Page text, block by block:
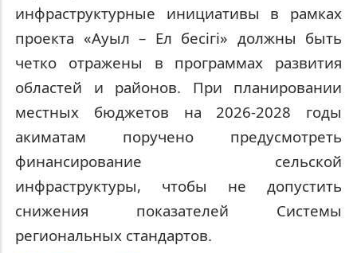
инфраструктурные инициативы в рамках
проекта «Ауыл – Ел бесігі» должны быть
четко отражены в программах развития
областей и районов. При планировании
местных бюджетов на 2026-2028 годы
акиматам поручено предусмотреть
финансирование сельской
инфраструктуры, чтобы не допустить
снижения показателей Системы
региональных стандартов.